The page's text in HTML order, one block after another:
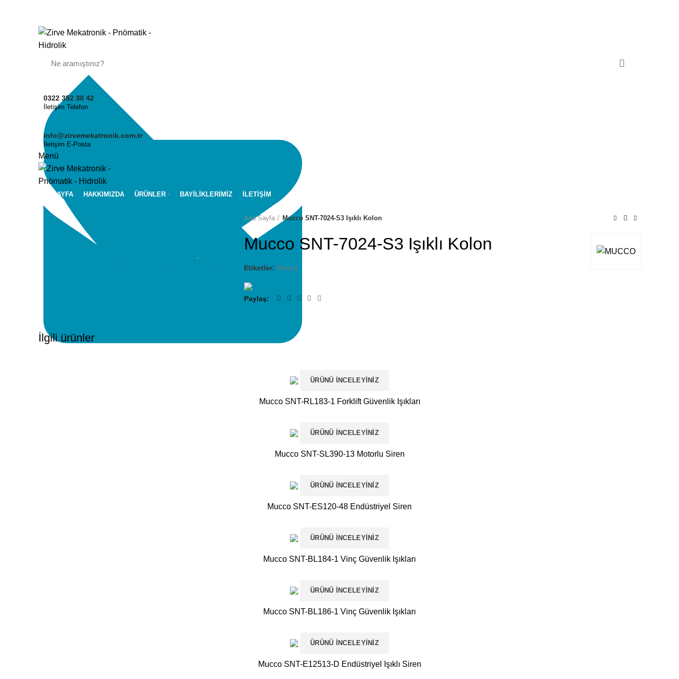
0322 352 30 42
İletişim Telefon
info@zirvemekatronik.com.tr
İletişim E-Posta
Menü
ANASAYFA HAKKIMIZDA ÜRÜNLER BAYİLİKLERİMİZ İLETİŞİM
Ana Sayfa Mucco SNT-7024-S3 Işıklı Kolon
Mucco SNT-7024-S3 Işıklı Kolon
Etiketler: Mucco
Paylaş
İlgili ürünler
ÜRÜNÜ İNCELEYINIZ
Mucco SNT-RL183-1 Forklift Güvenlik Işıkları
ÜRÜNÜ İNCELEYINIZ
Mucco SNT-SL390-13 Motorlu Siren
ÜRÜNÜ İNCELEYINIZ
Mucco SNT-ES120-48 Endüstriyel Siren
ÜRÜNÜ İNCELEYINIZ
Mucco SNT-BL184-1 Vinç Güvenlik Işıkları
ÜRÜNÜ İNCELEYINIZ
Mucco SNT-BL186-1 Vinç Güvenlik Işıkları
ÜRÜNÜ İNCELEYINIZ
Mucco SNT-E12513-D Endüstriyel Işıklı Siren